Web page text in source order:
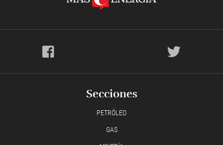
Secciones
PETRÓLEO
GAS